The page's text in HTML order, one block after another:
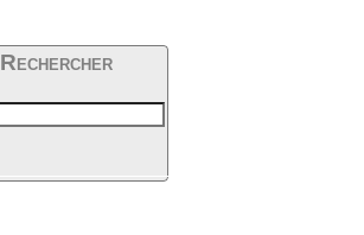
Rechercher